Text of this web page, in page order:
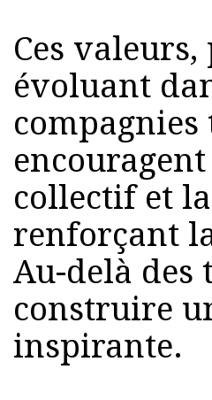
Ces
évoluant
compagnies
collectif et
renforçant
Au-delà des
construire
inspirante.